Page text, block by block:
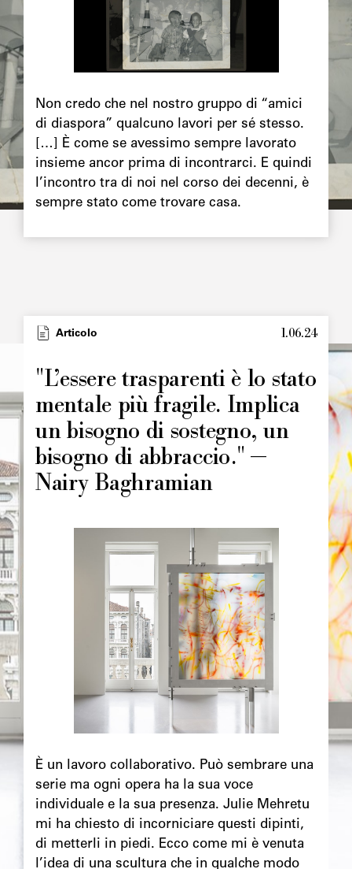
Non credo che nel nostro gruppo di “amici
di diaspora” qualcuno lavori per sé stesso.
[…] È come se avessimo sempre lavorato
insieme ancor prima di incontrarci. E quindi
l’incontro tra di noi nel corso dei decenni, è
sempre stato come trovare casa.
TypeArticolo 1.06.24
"L’essere trasparenti è lo stato
mentale più fragile. Implica
un bisogno di sostegno, un
bisogno di abbraccio." —
Nairy Baghramian
È un lavoro collaborativo. Può sembrare una
serie ma ogni opera ha la sua voce
individuale e la sua presenza. Julie Mehretu
mi ha chiesto di incorniciare questi dipinti,
di metterli in piedi. Ecco come mi è venuta
l’idea di una scultura che in qualche modo